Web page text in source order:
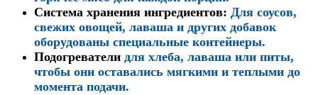
Система хранения ингредиентов: Для соусов,
свежих овощей, лаваша и других добавок
оборудованы специальные контейнеры.
Подогреватели для хлеба, лаваша или питы,
чтобы они оставались мягкими и теплыми до
момента подачи.